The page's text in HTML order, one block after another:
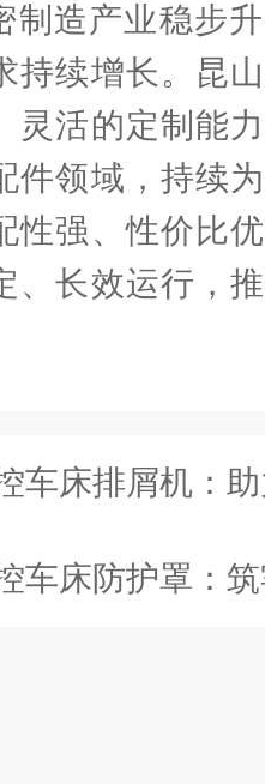
造产业稳步升
持续增长。昆
灵活的定制能
件领域，持续
性强、性价比
、长效运行，
车床排屑机：
车床防护罩：筑牢